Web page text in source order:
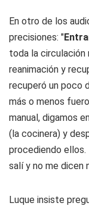
En otro de los
precisiones: "
toda la circulación
reanimación y
recuperó un poco
más o menos
manual, digamos
(la cocinera) y
procediendo ellos.
salí y no me dicen
Luque insiste